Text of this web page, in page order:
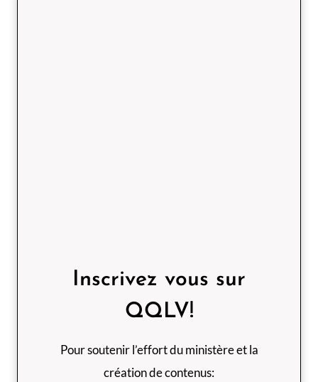
Inscrivez vous sur
QQLV!
Pour soutenir l’effort du ministère et la
création de contenus: